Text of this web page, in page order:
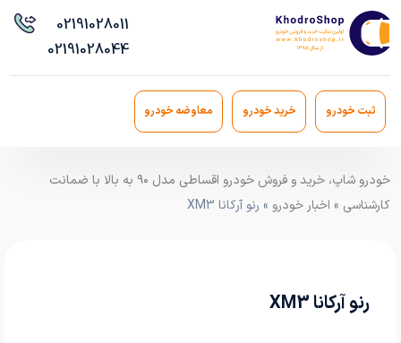
02191028011
02191028044
ثبت خودرو خرید خودرو معاوضه خودرو
خودرو شاپ، خرید و فروش خودرو اقساطی مدل ۹۰ به بالا با ضمانت
کارشناسی » اخبار خودرو » رنو آرکانا XM3
رنو آرکانا XM3